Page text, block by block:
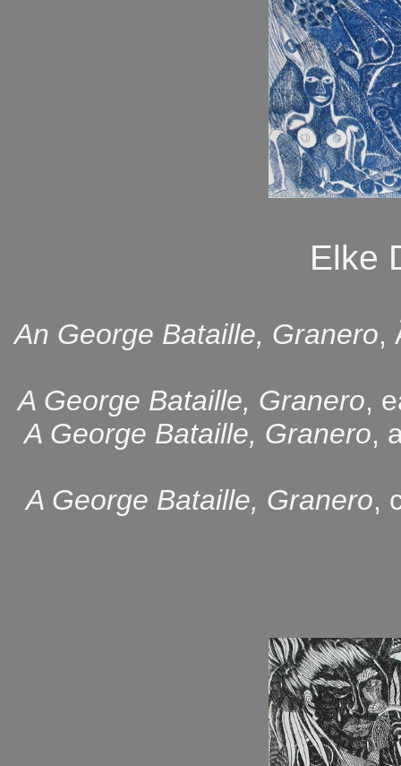
Elke
An George Bataille, Granero,
A George Bataille, Granero,
A George Bataille, Granero,
A George Bataille, Granero,